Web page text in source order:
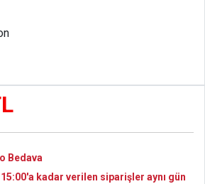
Bedava
15:00'a kadar verilen siparişler aynı gün